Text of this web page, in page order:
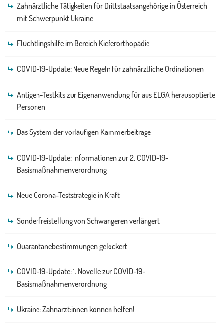
Zahnärztliche Tätigkeiten für Drittstaatsangehörige in Österreich
mit Schwerpunkt Ukraine
Flüchtlingshilfe im Bereich Kieferorthopädie
COVID-19-Update: Neue Regeln für zahnärztliche Ordinationen
Antigen-Testkits zur Eigenanwendung für aus ELGA herausoptierte
Personen
Das System der vorläufigen Kammerbeiträge
COVID-19-Update: Informationen zur 2. COVID-19-
Basismaßnahmenverordnung
Neue Corona-Teststrategie in Kraft
Sonderfreistellung von Schwangeren verlängert
Quarantänebestimmungen gelockert
COVID-19-Update: 1. Novelle zur COVID-19-
Basismaßnahmenverordnung
Ukraine: Zahnärzt:innen können helfen!